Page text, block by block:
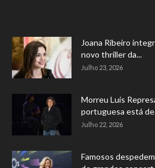
Joana Ribeiro
novo thriller da...
Julho 23, 2026
Morreu Luís
portuguesa está
Julho 22, 2026
Famosos